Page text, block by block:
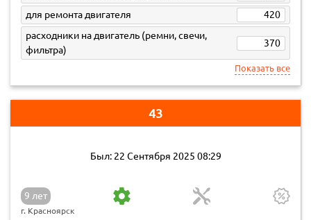
для ремонта двигателя
420
расходники на двигатель (ремни, свечи,
фильтра)
370
Показать все
43
Был: 22 Сентября 2025 08:29
9 лет
г. Красноярск